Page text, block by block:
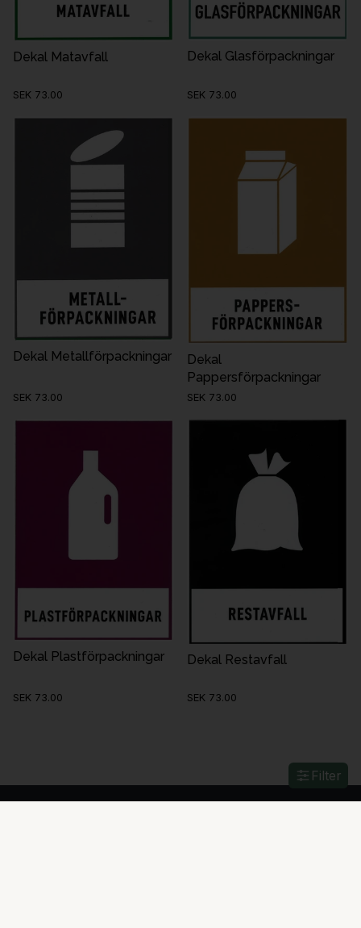
Filter
Dekal Matavfall
SEK 73.00
Dekal Glasförpackningar
SEK 73.00
Dekal Metallförpackningar
SEK 73.00
Dekal
Pappersförpackningar
SEK 73.00
Dekal Plastförpackningar
SEK 73.00
Dekal Restavfall
SEK 73.00